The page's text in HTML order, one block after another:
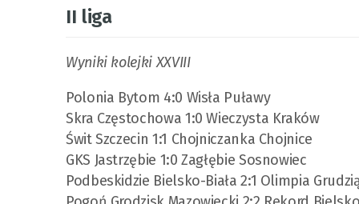
II liga
Wyniki kolejki XXVIII
Polonia Bytom 4:0 Wisła Puławy
Skra Częstochowa 1:0 Wieczysta Kraków
Świt Szczecin 1:1 Chojniczanka Chojnice
GKS Jastrzębie 1:0 Zagłębie Sosnowiec
Podbeskidzie Bielsko-Biała 2:1 Olimpia